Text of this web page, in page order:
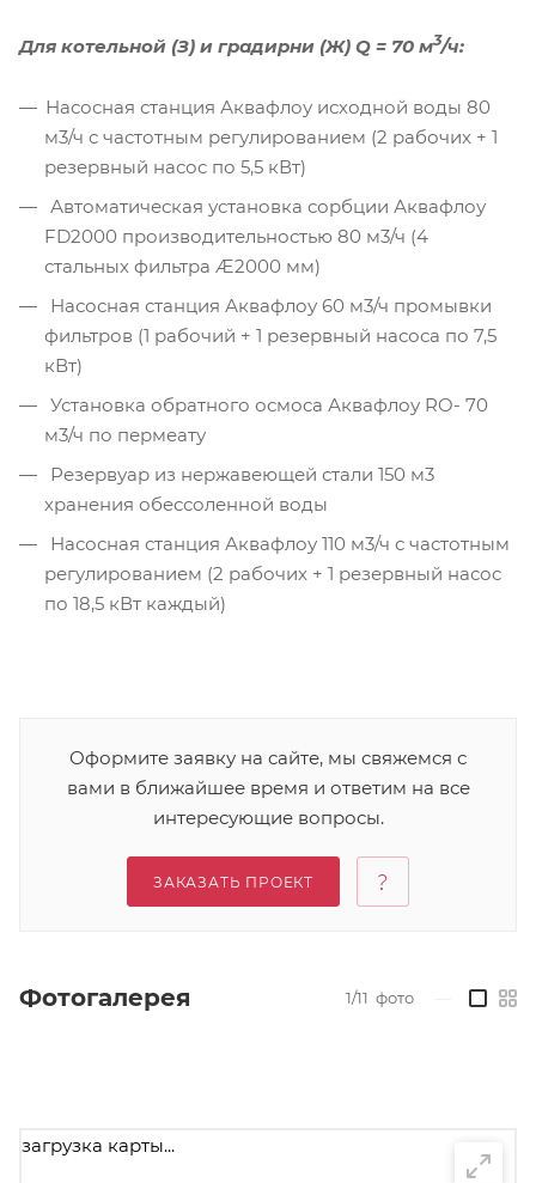
Для котельной (З) и градирни (Ж) Q = 70 м3/ч:
Насосная станция Аквафлоу исходной воды 80
м3/ч с частотным регулированием (2 рабочих + 1
резервный насос по 5,5 кВт)
Автоматическая установка сорбции Аквафлоу
FD2000 производительностью 80 м3/ч (4
стальных фильтра Æ2000 мм)
Насосная станция Аквафлоу 60 м3/ч промывки
фильтров (1 рабочий + 1 резервный насоса по 7,5
кВт)
Установка обратного осмоса Аквафлоу RO- 70
м3/ч по пермеату
Резервуар из нержавеющей стали 150 м3
хранения обессоленной воды
Насосная станция Аквафлоу 110 м3/ч с частотным
регулированием (2 рабочих + 1 резервный насос
по 18,5 кВт каждый)
Оформите заявку на сайте, мы свяжемся с
вами в ближайшее время и ответим на все
интересующие вопросы.
ЗАКАЗАТЬ ПРОЕКТ
Фотогалерея 1/11 фото
загрузка карты...